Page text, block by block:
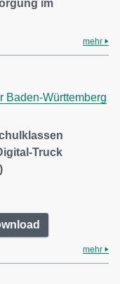
im
mehr
Baden-Württemberg
Truck
mehr